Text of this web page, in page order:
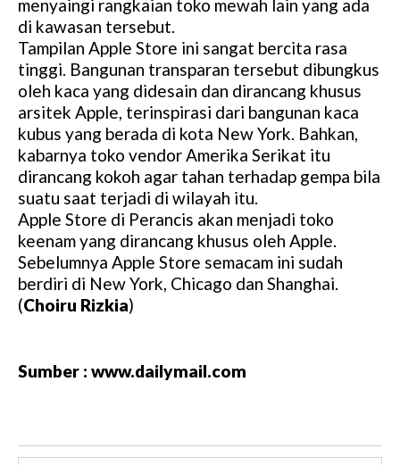
menyaingi rangkaian toko mewah lain yang ada
di kawasan tersebut.
Tampilan Apple Store ini sangat bercita rasa
tinggi. Bangunan transparan tersebut dibungkus
oleh kaca yang didesain dan dirancang khusus
arsitek Apple, terinspirasi dari bangunan kaca
kubus yang berada di kota New York. Bahkan,
kabarnya toko vendor Amerika Serikat itu
dirancang kokoh agar tahan terhadap gempa bila
suatu saat terjadi di wilayah itu.
Apple Store di Perancis akan menjadi toko
keenam yang dirancang khusus oleh Apple.
Sebelumnya Apple Store semacam ini sudah
berdiri di New York, Chicago dan Shanghai.
(Choiru Rizkia)
Sumber : www.dailymail.com